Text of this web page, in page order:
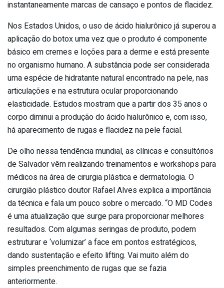
instantaneamente marcas de cansaço e pontos de flacidez.
Nos Estados Unidos, o uso de ácido hialurônico já superou a
aplicação do botox uma vez que o produto é componente
básico em cremes e loções para a derme e está presente
no organismo humano. A substância pode ser considerada
uma espécie de hidratante natural encontrado na pele, nas
articulações e na estrutura ocular proporcionando
elasticidade. Estudos mostram que a partir dos 35 anos o
corpo diminui a produção do ácido hialurônico e, com isso,
há aparecimento de rugas e flacidez na pele facial.
De olho nessa tendência mundial, as clínicas e consultórios
de Salvador vêm realizando treinamentos e workshops para
médicos na área de cirurgia plástica e dermatologia. O
cirurgião plástico doutor Rafael Alves explica a importância
da técnica e fala um pouco sobre o mercado. “O MD Codes
é uma atualização que surge para proporcionar melhores
resultados. Com algumas seringas de produto, podem
estruturar e ‘volumizar’ a face em pontos estratégicos,
dando sustentação e efeito lifting. Vai muito além do
simples preenchimento de rugas que se fazia
anteriormente.